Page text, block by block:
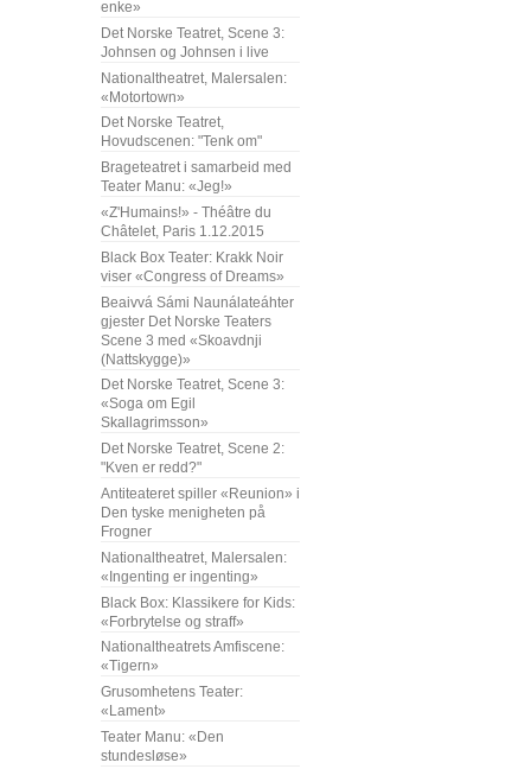
enke»
Det Norske Teatret, Scene 3:
Johnsen og Johnsen i live
Nationaltheatret, Malersalen:
«Motortown»
Det Norske Teatret,
Hovudscenen: "Tenk om"
Brageteatret i samarbeid med
Teater Manu: «Jeg!»
«Z'Humains!» - Théâtre du
Châtelet, Paris 1.12.2015
Black Box Teater: Krakk Noir
viser «Congress of Dreams»
Beaivvá Sámi Naunálateáhter
gjester Det Norske Teaters
Scene 3 med «Skoavdnji
(Nattskygge)»
Det Norske Teatret, Scene 3:
«Soga om Egil
Skallagrimsson»
Det Norske Teatret, Scene 2:
"Kven er redd?"
Antiteateret spiller «Reunion» i
Den tyske menigheten på
Frogner
Nationaltheatret, Malersalen:
«Ingenting er ingenting»
Black Box: Klassikere for Kids:
«Forbrytelse og straff»
Nationaltheatrets Amfiscene:
«Tigern»
Grusomhetens Teater:
«Lament»
Teater Manu: «Den
stundesløse»